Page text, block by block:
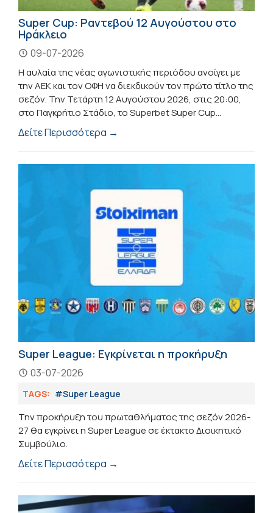
Super Cup: Ραντεβού 12 Αυγούστου στο
Ηράκλειο
09-07-2026
Η αυλαία της νέας αγωνιστικής περιόδου ανοίγει με
την ΑΕΚ και τον ΟΦΗ να διεκδικούν τον πρώτο τίτλο της
σεζόν. Την Τετάρτη 12 Αυγούστου 2026, στις 20:00,
στο Παγκρήτιο Στάδιο, το Superbet Super Cup...
Δείτε Περισσότερα →
Super League: Εγκρίνεται η προκήρυξη
03-07-2026
TAGS: #Super League
Την προκήρυξη του πρωταθλήματος της σεζόν 2026-
27 θα εγκρίνει η Super League σε έκτακτο Διοικητικό
Συμβούλιο.
Δείτε Περισσότερα →